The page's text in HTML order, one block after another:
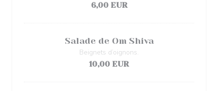
6,00 EUR
Salade de Om Shiva
Beignets d’oignons.
10,00 EUR